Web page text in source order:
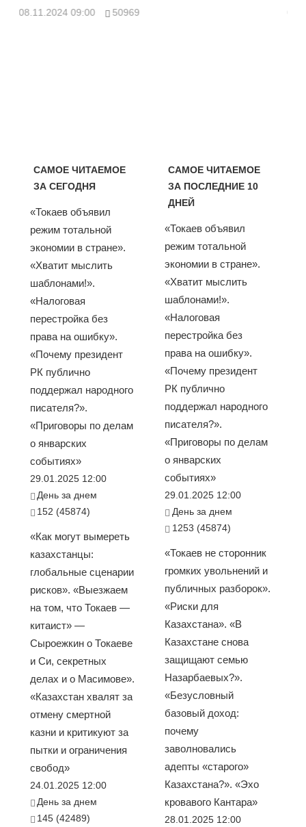
08.11.2024 09:00 50969
САМОЕ ЧИТАЕМОЕ
ЗА СЕГОДНЯ
«Токаев объявил
режим тотальной
экономии в стране».
«Хватит мыслить
шаблонами!».
«Налоговая
перестройка без
права на ошибку».
«Почему президент
РК публично
поддержал народного
писателя?».
«Приговоры по делам
о январских
событиях»
29.01.2025 12:00
День за днем
152 (45874)
«Как могут вымереть
казахстанцы:
глобальные сценарии
рисков». «Выезжаем
на том, что Токаев —
китаист» —
Сыроежкин о Токаеве
и Си, секретных
делах и о Масимове».
«Казахстан хвалят за
отмену смертной
казни и критикуют за
пытки и ограничения
свобод»
24.01.2025 12:00
День за днем
145 (42489)
САМОЕ ЧИТАЕМОЕ
ЗА ПОСЛЕДНИЕ 10
ДНЕЙ
«Токаев объявил
режим тотальной
экономии в стране».
«Хватит мыслить
шаблонами!».
«Налоговая
перестройка без
права на ошибку».
«Почему президент
РК публично
поддержал народного
писателя?».
«Приговоры по делам
о январских
событиях»
29.01.2025 12:00
День за днем
1253 (45874)
«Токаев не сторонник
громких увольнений и
публичных разборок».
«Риски для
Казахстана». «В
Казахстане снова
защищают семью
Назарбаевых?».
«Безусловный
базовый доход:
почему
заволновались
адепты «старого»
Казахстана?». «Эхо
кровавого Кантара»
28.01.2025 12:00